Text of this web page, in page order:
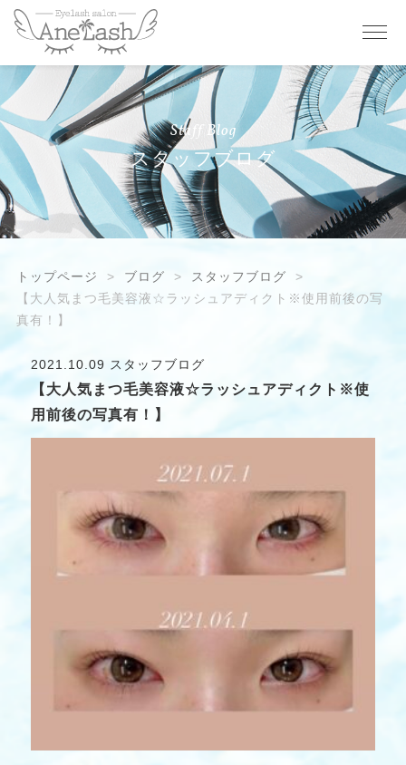
Staff Blog
スタッフブログ
トップページ ブログ
スタッフブログ
【大人気まつ毛美容液☆ラッシュアディクト※使用前後の写
真有！】
2021.10.09 スタッフブログ
【大人気まつ毛美容液☆ラッシュアディクト※使
用前後の写真有！】